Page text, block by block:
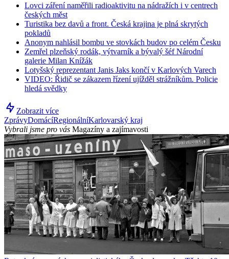
Lovci záření naměřili radioaktivitu na nádražích i v centrech
českých měst
Turistika bez davů a front. Česká krajina je plná skrytých
pokladů
Anonym nahlásil bombu ve stovkách budov po celém Česku
Zemřel plzeňský rodák, výtvarník a bývalý šéf Národní
galerie Milan Knížák
Lotyšský reprezentant Janis Jaks končí v Karlových Varech
VIDEO: Řidič se zákazem řízení ujížděl strážníkům. Policie
hledá svědky
Zobrazit více
ZprávyDomácíRegionálníKarlovarský kraj
Vybrali jsme pro vás Magazíny a zajímavosti